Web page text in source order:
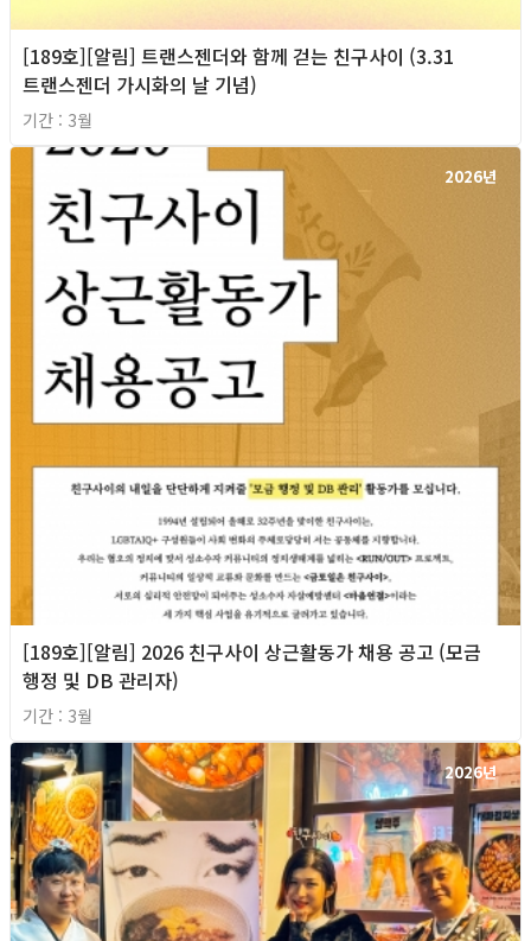
[189호][알림] 트랜스젠더와 함께 걷는 친구사이 (3.31
트랜스젠더 가시화의 날 기념)
기간 : 3월
2026년
[189호][알림] 2026 친구사이 상근활동가 채용 공고 (모금
행정 및 DB 관리자)
기간 : 3월
2026년